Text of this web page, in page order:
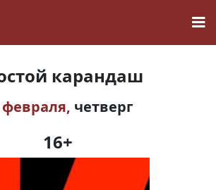
карандаш
февраля, четверг
16+